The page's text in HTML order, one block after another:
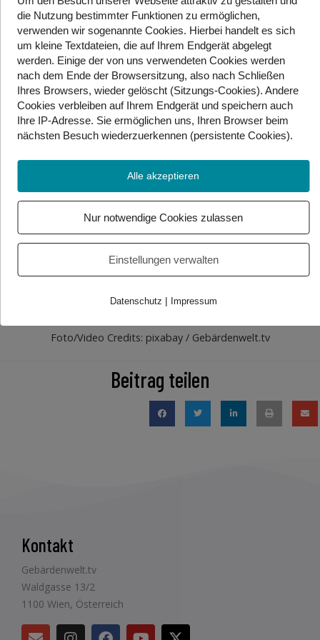
mit Pfeil und Bogen unter olympischen
Bedingungen, hält Bogenschütze Matt Stutzman.
Er traf aus einer Entfernung von 283,47
Metern. Das Besondere an der Sache ist jedoch,
dass Matt aufgrund einer Behinderung keine
Arme mehr besitzt und den Bogen deshalb
mithilfe seiner Füße benutzt.
In Finnland gibt es seit 1992
versuchen Männer, ihre Ehefrauen so schnell wie
versehene Distanz ins Ziel zu tragen. Der
Gewinner erhält das Gewicht seiner Frau in Bier
aufgewogen.
Die kuriosesten Zahlen und Fakten aus der
Foto/Video Credits: pixabay / Gebärdenwelt.tv
Beitrag teilen
Kontakt
Gebärdenwelt.tv
Waldgasse 13/2
1100 Wien, Österreich
die Nutzung bestimmter Funktionen zu ermöglichen,
verwenden wir sogenannte Cookies. Hierbei handelt es sich
um kleine Textdateien, die auf Ihrem Endgerät abgelegt
werden. Einige der von uns verwendeten Cookies werden
nach dem Ende der Browsersitzung, also nach Schließen
Ihres Browsers, wieder gelöscht (Sitzungs-Cookies). Andere
Cookies verbleiben auf Ihrem Endgerät und speichern auch
Ihre IP-Adresse. Sie ermöglichen uns, Ihren Browser beim
nächsten Besuch wiederzuerkennen (persistente Cookies).
Alle akzeptieren
Nur notwendige Cookies zulassen
Einstellungen verwalten
Datenschutz | Impressum